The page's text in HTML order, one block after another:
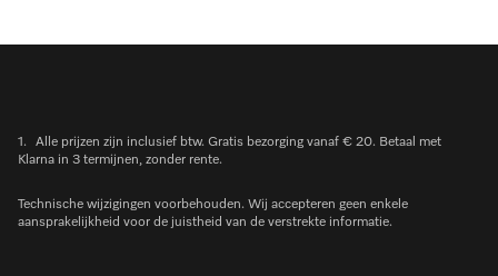
1.
Alle prijzen zijn inclusief btw. Gratis bezorging vanaf € 20. Betaal met
Klarna in 3 termijnen, zonder rente.
Technische wijzigingen voorbehouden. Wij accepteren geen enkele
aansprakelijkheid voor de juistheid van de verstrekte informatie.